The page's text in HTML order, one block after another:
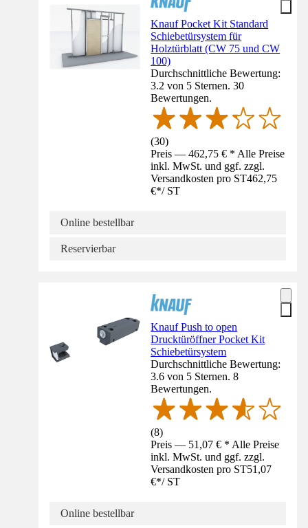
Knauf Pocket Kit Standard
Schiebetürsystem für
Holztürblatt (CW 75 und CW
100)
Durchschnittliche Bewertung:
3.2 von 5 Sternen. 30
Bewertungen.
(30)
Preis — 462,75 € * Alle Preise
inkl. MwSt. und ggf. zzgl.
Versandkosten pro ST462,75
€*/ ST
Online bestellbar
Reservierbar
Knauf Push to open
Drucktüröffner Pocket Kit
Schiebetürsystem
Durchschnittliche Bewertung:
3.6 von 5 Sternen. 8
Bewertungen.
(8)
Preis — 51,07 € * Alle Preise
inkl. MwSt. und ggf. zzgl.
Versandkosten pro ST51,07
€*/ ST
Online bestellbar